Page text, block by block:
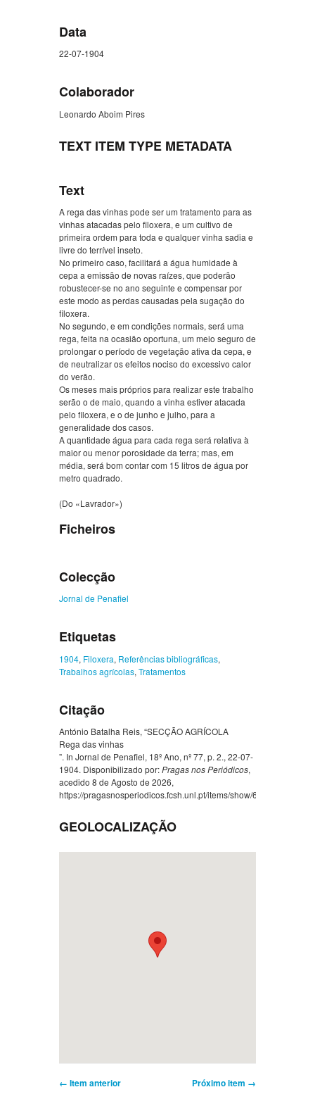
Data
22-07-1904
Colaborador
Leonardo Aboim Pires
TEXT ITEM TYPE METADATA
Text
A rega das vinhas pode ser um tratamento para as
vinhas atacadas pelo filoxera, e um cultivo de
primeira ordem para toda e qualquer vinha sadia e
livre do terrível inseto.
No primeiro caso, facilitará a água humidade à
cepa a emissão de novas raízes, que poderão
robustecer-se no ano seguinte e compensar por
este modo as perdas causadas pela sugação do
filoxera.
No segundo, e em condições normais, será uma
rega, feita na ocasião oportuna, um meio seguro de
prolongar o período de vegetação ativa da cepa, e
de neutralizar os efeitos nociso do excessivo calor
do verão.
Os meses mais próprios para realizar este trabalho
serão o de maio, quando a vinha estiver atacada
pelo filoxera, e o de junho e julho, para a
generalidade dos casos.
A quantidade água para cada rega será relativa à
maior ou menor porosidade da terra; mas, em
média, será bom contar com 15 litros de água por
metro quadrado.
(Do «Lavrador»)
Ficheiros
Colecção
Jornal de Penafiel
Etiquetas
1904, Filoxera, Referências bibliográficas,
Trabalhos agrícolas, Tratamentos
Citação
António Batalha Reis, “SECÇÃO AGRÍCOLA
Rega das vinhas
”. In Jornal de Penafiel, 18º Ano, nº 77, p. 2., 22-07-
1904. Disponibilizado por:Pragas nos Periódicos,
acedido 8 de Agosto de 2026,
https://pragasnosperiodicos.fcsh.unl.pt/items/show/604
GEOLOCALIZAÇÃO
← Item anterior Próximo item →